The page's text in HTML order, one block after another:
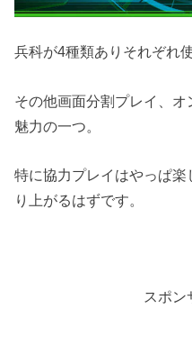
兵科が4種類ありそれぞれ
その他画面分割プレイ、
魅力の一つ。
特に協力プレイはやっぱ
り上がるはずです。
スポン